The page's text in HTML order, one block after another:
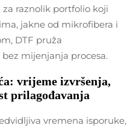
raznolik portfolio koji
jakne od mikrofibera i
DTF pruža
mijenjanja procesa.
vrijeme izvršenja,
prilagođavanja
vremena isporuke,